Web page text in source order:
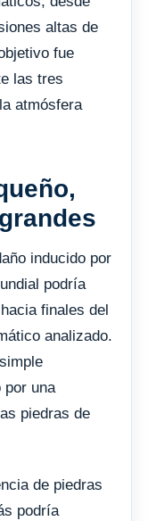
altas de
fue
las tres
atmósfera
inducido por
podría
finales del
analizado.
por una
piedras de
de piedras
podría